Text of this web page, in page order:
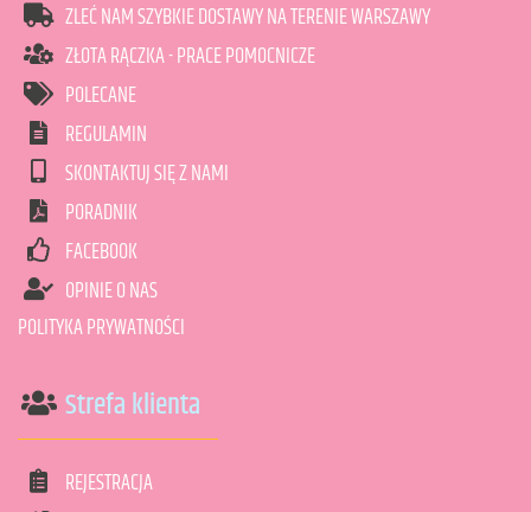
ZLEĆ NAM SZYBKIE DOSTAWY NA TERENIE WARSZAWY
ZŁOTA RĄCZKA - PRACE POMOCNICZE
POLECANE
REGULAMIN
SKONTAKTUJ SIĘ Z NAMI
PORADNIK
FACEBOOK
OPINIE O NAS
POLITYKA PRYWATNOŚCI
Strefa klienta
REJESTRACJA